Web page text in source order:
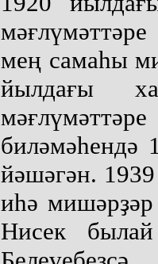
мең самаһы
йылдағы
йәшәгән.
иһә мишәрҙәр
Нисек